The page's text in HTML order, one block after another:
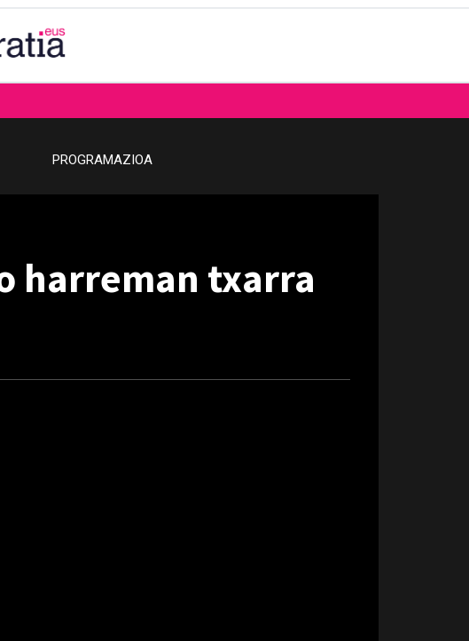
PROGRAMAZIOA
harreman txarra